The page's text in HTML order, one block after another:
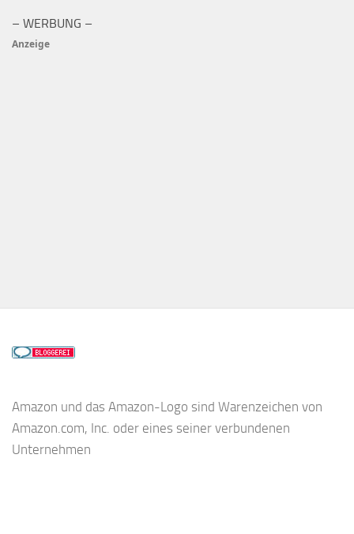
– WERBUNG –
Anzeige
Amazon und das Amazon-Logo sind Warenzeichen von
Amazon.com, Inc. oder eines seiner verbundenen
Unternehmen